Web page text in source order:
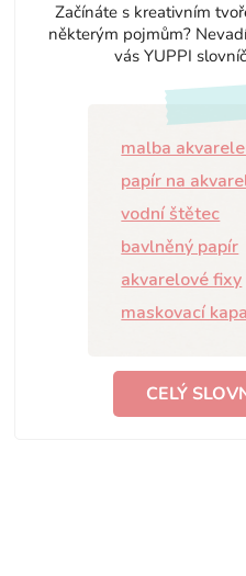
Začínáte s kreativním
některým pojmům?
vás YUPPI
malba
papír na
vodní štětec
bavlněný papír
akvarelové fixy
maskovací
CELÝ